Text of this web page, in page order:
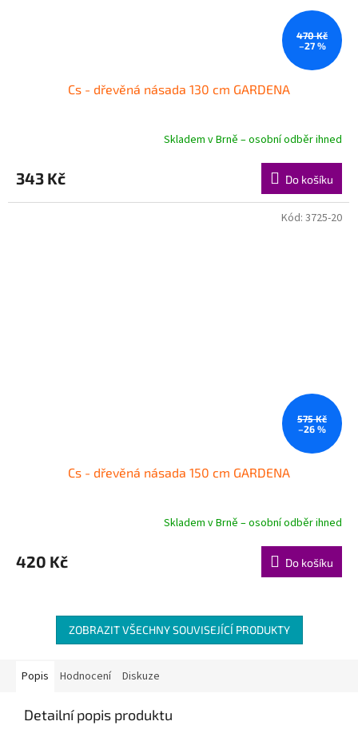
470 Kč
–27 %
Cs - dřevěná násada 130 cm GARDENA
Skladem v Brně – osobní odběr ihned
343 Kč Do košíku
575 Kč
–26 %
Cs - dřevěná násada 150 cm GARDENA
Skladem v Brně – osobní odběr ihned
420 Kč Do košíku
Kód: 3725-20
ZOBRAZIT VŠECHNY SOUVISEJÍCÍ PRODUKTY
Popis Hodnocení Diskuze
Detailní popis produktu